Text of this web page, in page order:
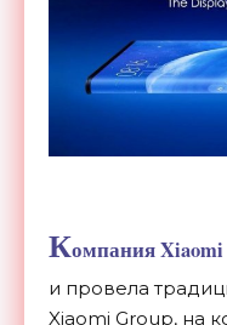
Компания Xiaomi
и провела
Xiaomi Group, на